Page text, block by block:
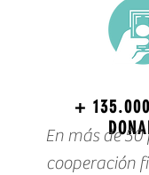
+ 135.000
En más de
cooperación